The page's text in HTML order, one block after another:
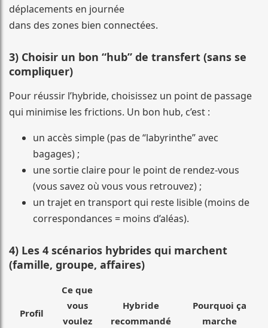
déplacements en journée
dans des zones bien connectées.
3) Choisir un bon “hub” de transfert (sans se
compliquer)
Pour réussir l’hybride, choisissez un point de passage
qui minimise les frictions. Un bon hub, c’est :
un accès simple (pas de “labyrinthe” avec
bagages) ;
une sortie claire pour le point de rendez-vous
(vous savez où vous vous retrouvez) ;
un trajet en transport qui reste lisible (moins de
correspondances = moins d’aléas).
4) Les 4 scénarios hybrides qui marchent
(famille, groupe, affaires)
Profil
Ce que
vous
voulez
Hybride
recommandé
Pourquoi ça
marche